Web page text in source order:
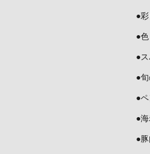
●
●
●
●
●
●
●